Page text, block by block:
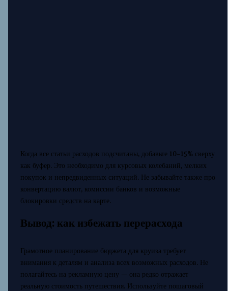
Когда все статьи расходов подсчитаны, добавьте 10–15% сверху
как буфер. Это необходимо для курсовых колебаний, мелких
покупок и непредвиденных ситуаций. Не забывайте также про
конвертацию валют, комиссии банков и возможные
блокировки средств на карте.
Вывод: как избежать перерасхода
Грамотное планирование бюджета для круиза требует
внимания к деталям и анализа всех возможных расходов. Не
полагайтесь на рекламную цену — она редко отражает
реальную стоимость путешествия. Используйте пошаговый